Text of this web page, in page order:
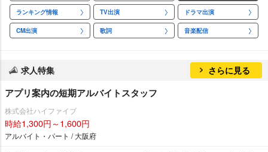
ランキング情報 TV出演 ドラマ出演
CM出演 歌詞 音楽配信
求人特集 さらに見る
アプリ案内の短期アルバイトスタッフ
株式会社ハイファイブ
時給1,300円～1,600円
アルバイト・パート / 大阪府